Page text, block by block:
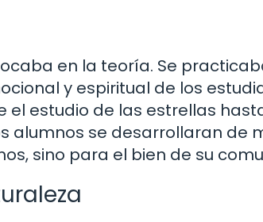
en la teoría. Se
y espiritual de los
estudio de las estrellas
alumnos se desarrollaran de
sino para el bien de su